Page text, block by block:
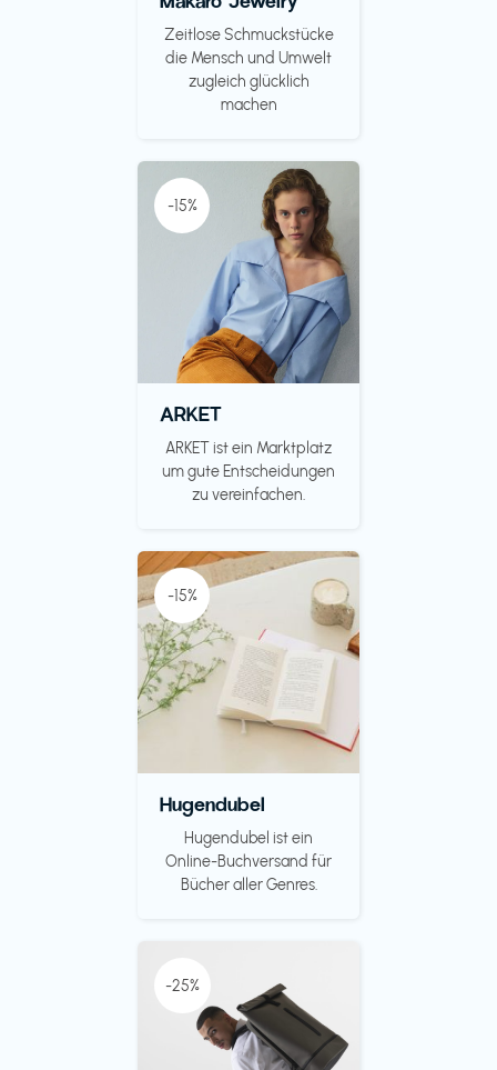
Zeitlose Schmuckstücke
die Mensch und Umwelt
zugleich glücklich
machen
-15%
ARKET
ARKET ist ein Marktplatz
um gute Entscheidungen
zu vereinfachen.
-15%
Hugendubel
Hugendubel ist ein
Online-Buchversand für
Bücher aller Genres.
-25%